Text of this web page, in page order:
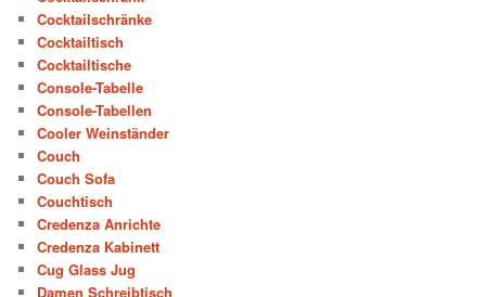
Cocktailschränke
Cocktailtisch
Cocktailtische
Console-Tabelle
Console-Tabellen
Cooler Weinständer
Couch
Couch Sofa
Couchtisch
Credenza Anrichte
Credenza Kabinett
Cug Glass Jug
Damen Schreibtisch